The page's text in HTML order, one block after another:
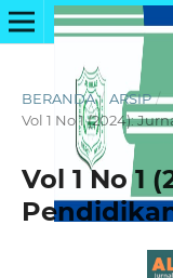
BERANDA / ARSIP /
Vol 1 No 1 (2024):
Vol 1 No 1